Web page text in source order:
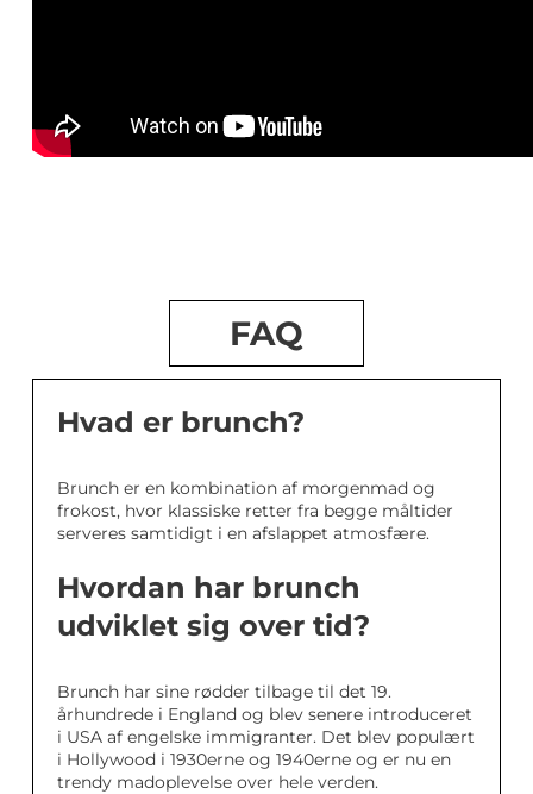
FAQ
Hvad er brunch?
Brunch er en kombination af morgenmad og
frokost, hvor klassiske retter fra begge måltider
serveres samtidigt i en afslappet atmosfære.
Hvordan har brunch
udviklet sig over tid?
Brunch har sine rødder tilbage til det 19.
århundrede i England og blev senere introduceret
i USA af engelske immigranter. Det blev populært
i Hollywood i 1930erne og 1940erne og er nu en
trendy madoplevelse over hele verden.